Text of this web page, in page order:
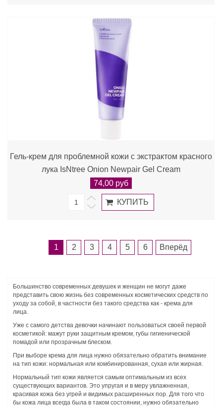
Гель-крем для проблемной кожи с экстрактом красного
лука IsNtree Onion Newpair Gel Cream
74,00 руб
1 2 3 4 5 6 Вперёд
Большинство современных девушек и женщин не могут даже
представить свою жизнь без современных косметических средств по
уходу за собой, в частности без такого средства как - крема для
лица.
Уже с самого детства девочки начинают пользоваться своей первой
косметикой: мажут руки защитным кремом, губы гигиенической
помадой или прозрачным блеском.
При выборе крема для лица нужно обязательно обратить внимание
на тип кожи: нормальная или комбинированная, сухая или жирная.
Нормальный тип кожи является самым оптимальным из всех
существующих вариантов. Это упругая и в меру увлажненная,
красивая кожа без угрей и видимых расширенных пор. Для того что
бы кожа лица всегда была в таком состоянии, нужно обязательно